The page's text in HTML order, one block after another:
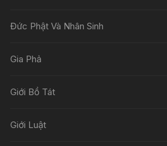
Đức Phật Và Nhân Sinh
Gia Phả
Giới Bồ Tát
Giới Luật